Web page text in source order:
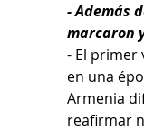
- Además
marcaron
- El primer
en una
Armenia
reafirmar